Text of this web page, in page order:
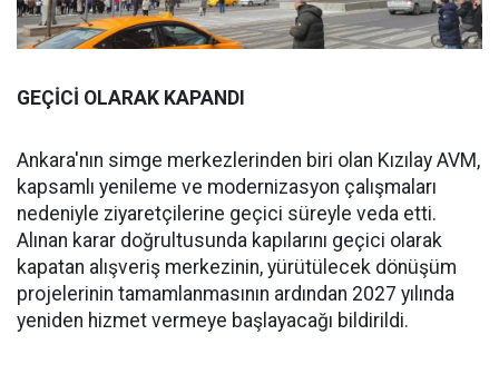
GEÇİCİ OLARAK KAPANDI
Ankara'nın simge merkezlerinden biri olan Kızılay AVM,
kapsamlı yenileme ve modernizasyon çalışmaları
nedeniyle ziyaretçilerine geçici süreyle veda etti.
Alınan karar doğrultusunda kapılarını geçici olarak
kapatan alışveriş merkezinin, yürütülecek dönüşüm
projelerinin tamamlanmasının ardından 2027 yılında
yeniden hizmet vermeye başlayacağı bildirildi.